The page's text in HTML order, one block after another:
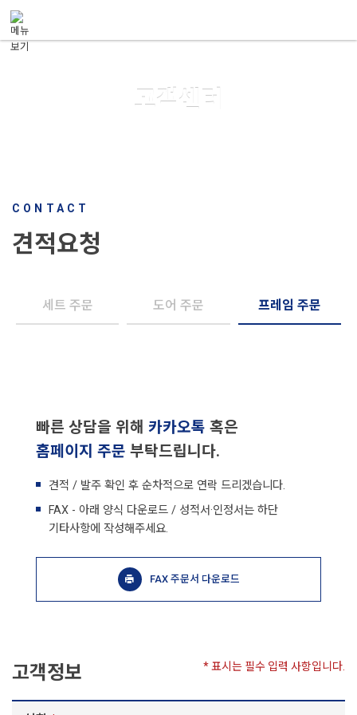
고객센터
CONTACT
견적요청
세트 주문 도어 주문 프레임 주문
빠른 상담을 위해 카카오톡 혹은
홈페이지 주문 부탁드립니다.
견적 / 발주 확인 후 순차적으로 연락 드리겠습니다.
FAX - 아래 양식 다운로드 / 성적서·인정서는 하단
기타사항에 작성해주세요.
FAX 주문서 다운로드
고객정보 * 표시는 필수 입력 사항입니다.